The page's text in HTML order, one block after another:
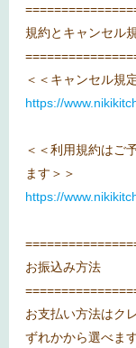
規約とキャンセル
＜＜キャンセル規
https://
＜＜利用規約はご
ます＞＞
https://
お振込み方法
お支払い方法はク
ずれかから選べます